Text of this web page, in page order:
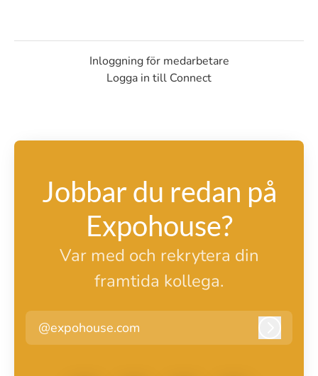
Inloggning för medarbetare
Logga in till Connect
Jobbar du redan på
Expohouse?
Var med och rekrytera din
framtida kollega.
@expohouse.com